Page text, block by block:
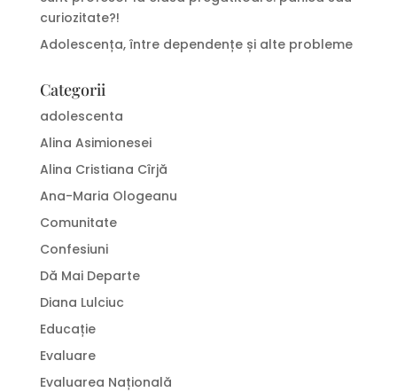
curiozitate?!
Adolescența, între dependențe și alte probleme
Categorii
adolescenta
Alina Asimionesei
Alina Cristiana Cîrjă
Ana-Maria Ologeanu
Comunitate
Confesiuni
Dă Mai Departe
Diana Lulciuc
Educație
Evaluare
Evaluarea Națională